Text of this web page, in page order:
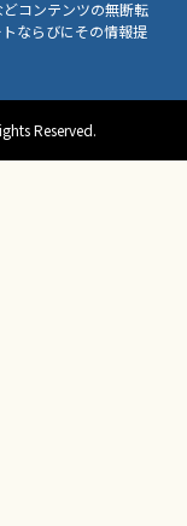
コンテンツの無断転
ならびにその情報提
Reserved.